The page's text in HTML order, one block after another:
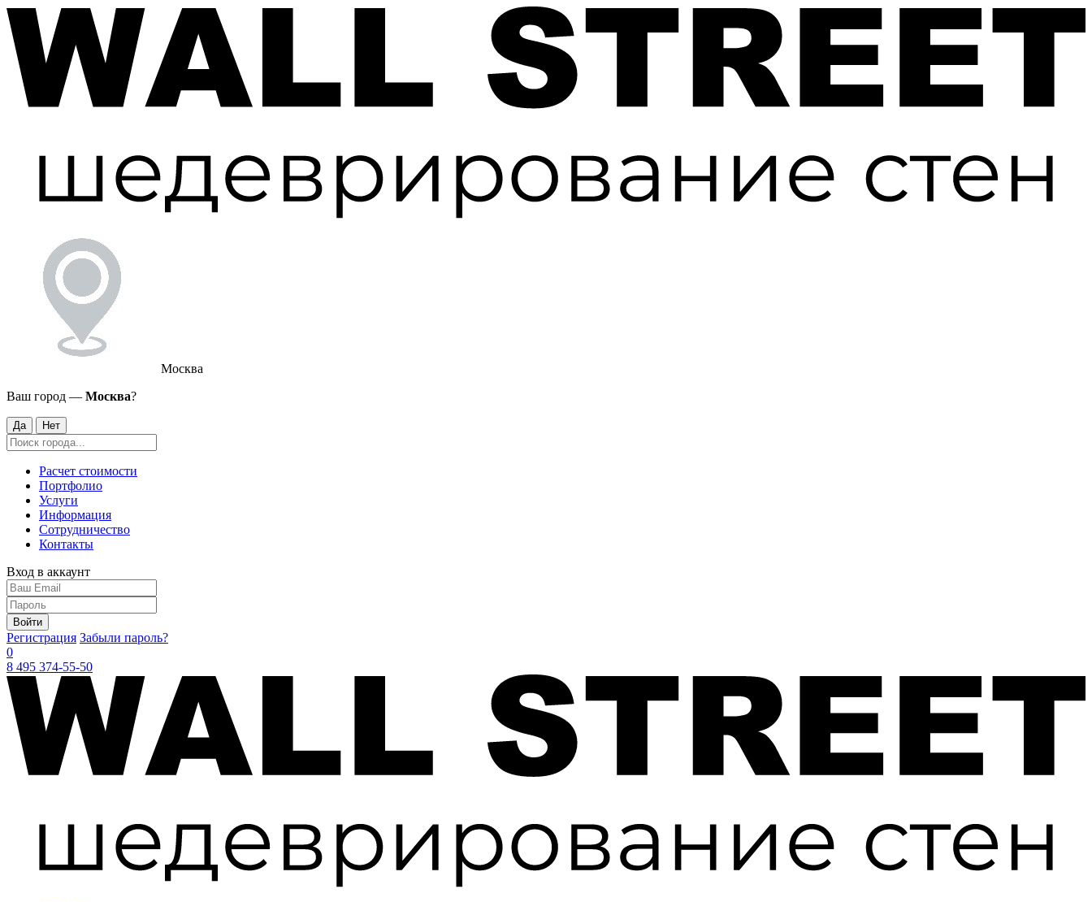
Москва
Ваш город — Москва?
Да Нет
Расчет стоимости
Портфолио
Услуги
Информация
Сотрудничество
Контакты
Вход в аккаунт
Войти
Регистрация Забыли пароль?
0
8 495 374-55-50